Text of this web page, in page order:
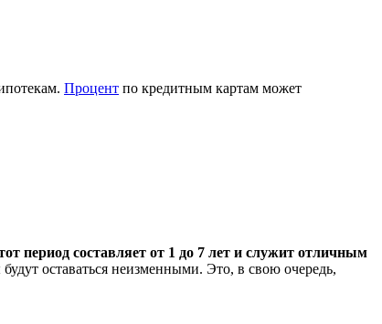
Процент по кредитным картам может
период составляет от 1 до 7 лет и служит отличным
оставаться неизменными. Это, в свою очередь,